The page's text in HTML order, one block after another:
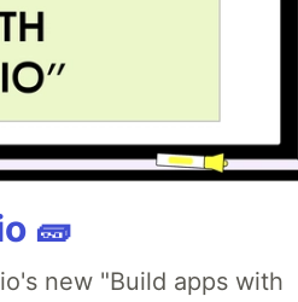
🧱
new "Build apps with